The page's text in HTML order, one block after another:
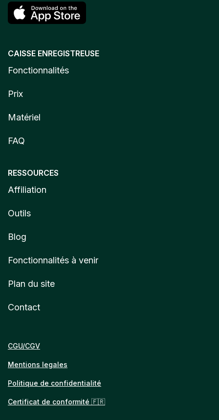
CAISSE ENREGISTREUSE
Fonctionnalités
Prix
Matériel
FAQ
RESSOURCES
Affiliation
Outils
Blog
Fonctionnalités à venir
Plan du site
Contact
CGU/CGV
Mentions legales
Politique de confidentialité
Certificat de conformité 🇫🇷